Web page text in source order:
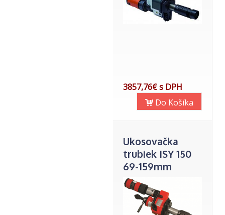
3857,76€ s DPH
Do Košíka
Ukosovačka
trubiek ISY 150
69-159mm
vnútor.